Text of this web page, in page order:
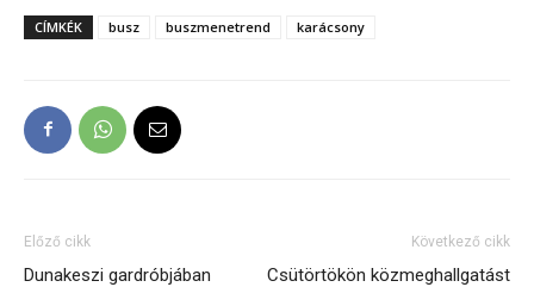
CÍMKÉK busz buszmenetrend karácsony
Előző cikk
Dunakeszi gardróbjában
Következő cikk
Csütörtökön közmeghallgatást